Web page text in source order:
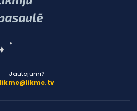
Jautājumi?
likme@likme.tv